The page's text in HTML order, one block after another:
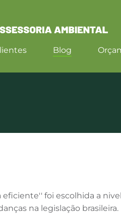
Blog
foi escolhida a nivel
na legislação brasileira.